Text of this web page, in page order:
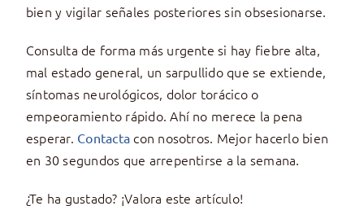
bien y vigilar señales posteriores sin obsesionarse.
Consulta de forma más urgente si hay fiebre alta,
mal estado general, un sarpullido que se extiende,
síntomas neurológicos, dolor torácico o
empeoramiento rápido. Ahí no merece la pena
esperar. Contacta con nosotros. Mejor hacerlo bien
en 30 segundos que arrepentirse a la semana.
¿Te ha gustado? ¡Valora este artículo!